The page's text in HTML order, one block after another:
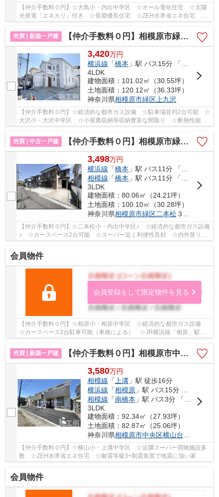
【仲介手数料０円】☆大島小・内出中学区 ☆オール電化住宅 ☆太陽
光発電「エネカリ」付き ☆長期優良住宅 ☆ZEH水準省エネ住宅 ☆
コンビニ徒歩圏内 ☆収納スペース豊富♪ 【相模原市緑...
売買 | 新築一戸建
【仲介手数料０円】相模原市緑区上九沢12期 新築一戸建て
3,420万円
横浜線 「橋本 」駅 バス15分 「上九沢」 停歩4分
4LDK
建物面積：101.02㎡（30.55坪）
土地面積：120.12㎡（36.33坪）
神奈川県相模原市緑区上九沢
【仲介手数料０円】☆経済的な都市ガス設備 ☆駐車場並列2台可能 ☆
大沢小・大沢中学区 ☆小屋裏収納等収納豊富な間取り ☆断熱性能等
売買 | 中古一戸建
【仲介手数料０円】相模原市緑区二本松 中古一戸建て
3,498万円
横浜線 「橋本 」駅 バス11分 「森の上」 停歩5分
相模線 「橋本 」駅 バス11分 「森の上」 停歩5分
3LDK
建物面積：80.06㎡（24.21坪）
土地面積：100.10㎡（30.28坪）
神奈川県相模原市緑区二本松３丁目
【仲介手数料０円】☆二本松小・内出中学区♪ ☆経済的な都市ガス設備
♪ ☆カースペース2台可能 ☆スーパー近く利便性良好 ☆内外装リフ
会員物件
会員登録をして限定物件を見る
【仲介手数料０円】☆相原小・相原中学区 ☆経済的な都市ガス設備
☆カースペース2台駐車可能（車種による） ☆JR横浜線「相原」駅徒
歩17分 ☆床暖房完備 ☆宅配ボックスあり ☆収納ス...
売買 | 新築一戸建
【仲介手数料０円】相模原市中央区横山台第12 新築一戸建て 1号棟 全2棟
3,580万円
相模線 「 上溝」駅 徒歩16分
横浜線 「相模原」駅 バス15分 「グリーンプール入口」 停歩3分
相模線 「南橋本 」駅 バス3分 「清新中学校前」 停歩18分
3LDK
建物面積：92.34㎡（27.93坪）
土地面積：82.87㎡（25.06坪）
神奈川県相模原市中央区横山台
【仲介手数料０円】☆横山小・上溝中学区 ☆近隣スーパー買物施設多
数 ☆ZEH水準省エネ住宅 ☆耐震等級3+制震装置で地震に強い家 ☆
会員物件